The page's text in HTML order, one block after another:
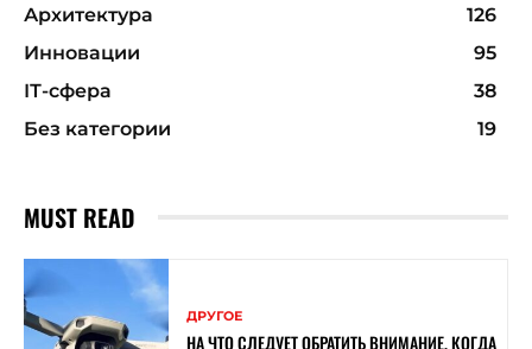
Архитектура
126
Инновации
95
ІТ-сфера
38
Без категории
19
MUST READ
ДРУГОЕ
НА ЧТО СЛЕДУЕТ ОБРАТИТЬ ВНИМАНИЕ, КОГДА